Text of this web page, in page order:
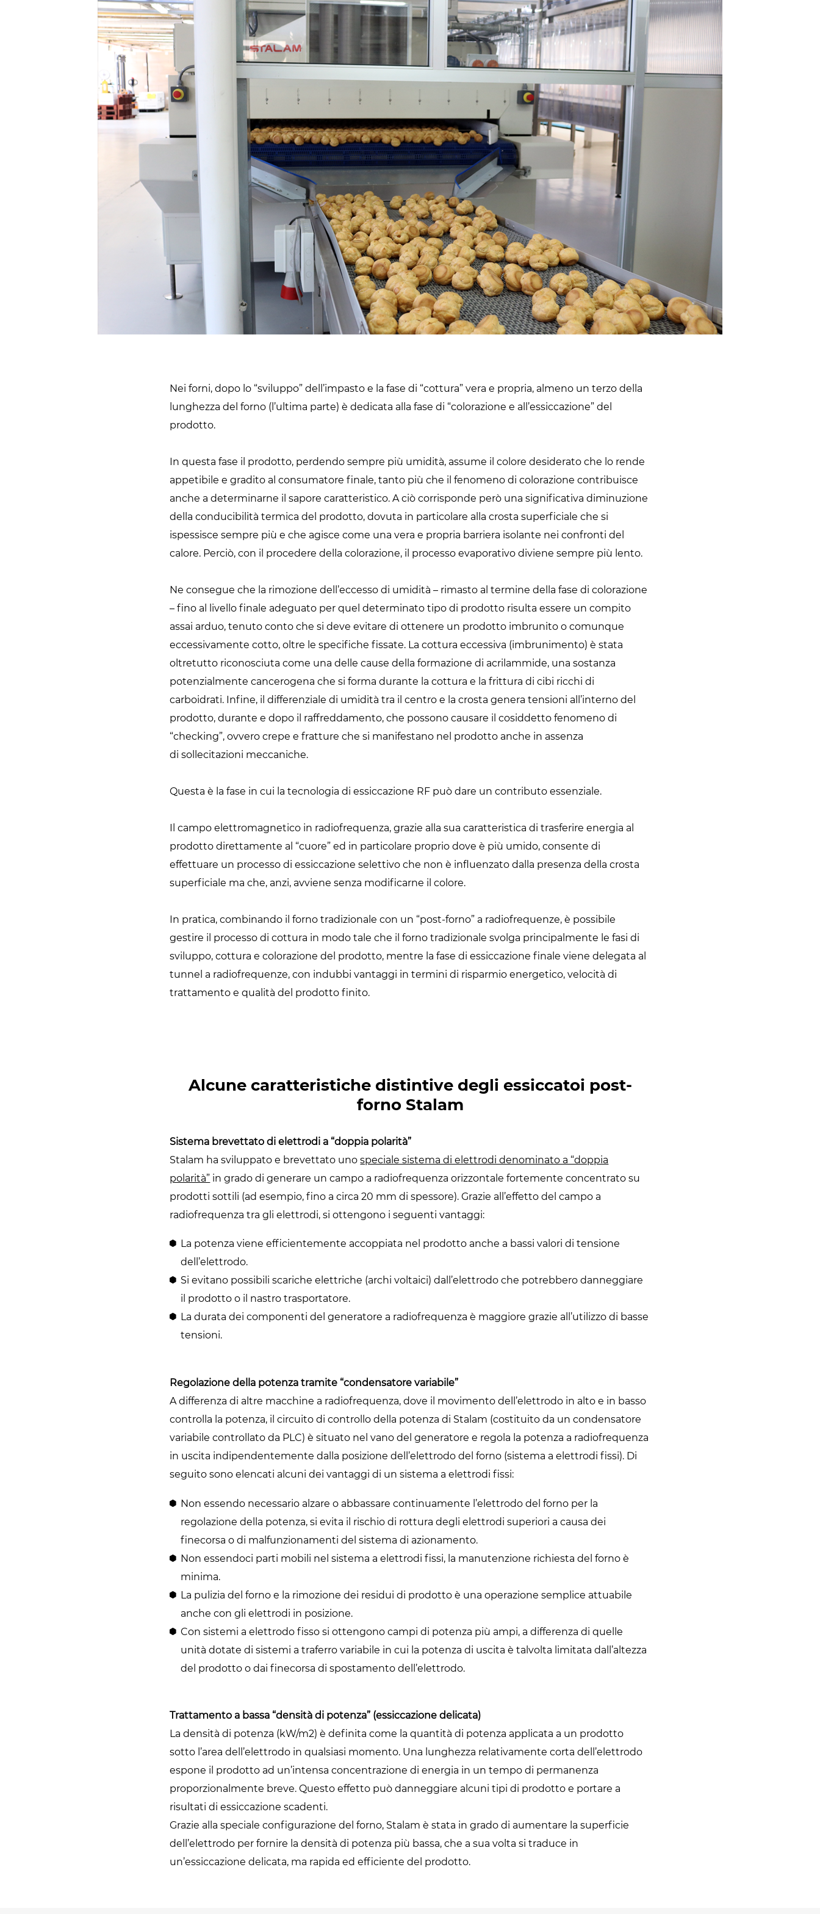
Essiccatoi per
Essiccatoi per calze
Altre applicazioni
polimeri espansi
Essiccatoi per feltri
e altri non tessuti
Altre applicazioni
tessili-tecniche
sanificazione
Pastorizzazione
prodotti
confezionati
Pastorizzazione
prodotti liquidi
Riscaldamento e
precottura di
prodotti liquidi
Cannabis
Essiccatoi per
extension di capelli
Radiofrequenza
Nei forni, dopo lo “sviluppo” dell’impasto e la fase di “cottura” vera e propria, almeno un terzo della
lunghezza del forno (l’ultima parte) è dedicata alla fase di “colorazione e all’essiccazione” del
prodotto.
In questa fase il prodotto, perdendo sempre più umidità, assume il colore desiderato che lo rende
appetibile e gradito al consumatore finale, tanto più che il fenomeno di colorazione contribuisce
anche a determinarne il sapore caratteristico. A ciò corrisponde però una significativa diminuzione
della conducibilità termica del prodotto, dovuta in particolare alla crosta superficiale che si
ispessisce sempre più e che agisce come una vera e propria barriera isolante nei confronti del
calore. Perciò, con il procedere della colorazione, il processo evaporativo diviene sempre più lento.
Ne consegue che la rimozione dell’eccesso di umidità – rimasto al termine della fase di colorazione
– fino al livello finale adeguato per quel determinato tipo di prodotto risulta essere un compito
assai arduo, tenuto conto che si deve evitare di ottenere un prodotto imbrunito o comunque
eccessivamente cotto, oltre le specifiche fissate. La cottura eccessiva (imbrunimento) è stata
oltretutto riconosciuta come una delle cause della formazione di acrilammide, una sostanza
potenzialmente cancerogena che si forma durante la cottura e la frittura di cibi ricchi di
carboidrati. Infine, il differenziale di umidità tra il centro e la crosta genera tensioni all’interno del
prodotto, durante e dopo il raffreddamento, che possono causare il cosiddetto fenomeno di
“checking”, ovvero crepe e fratture che si manifestano nel prodotto anche in assenza
di sollecitazioni meccaniche.
Questa è la fase in cui la tecnologia di essiccazione RF può dare un contributo essenziale.
Il campo elettromagnetico in radiofrequenza, grazie alla sua caratteristica di trasferire energia al
prodotto direttamente al “cuore” ed in particolare proprio dove è più umido, consente di
effettuare un processo di essiccazione selettivo che non è influenzato dalla presenza della crosta
superficiale ma che, anzi, avviene senza modificarne il colore.
In pratica, combinando il forno tradizionale con un “post-forno” a radiofrequenze, è possibile
gestire il processo di cottura in modo tale che il forno tradizionale svolga principalmente le fasi di
sviluppo, cottura e colorazione del prodotto, mentre la fase di essiccazione finale viene delegata al
tunnel a radiofrequenze, con indubbi vantaggi in termini di risparmio energetico, velocità di
trattamento e qualità del prodotto finito.
Alcune caratteristiche distintive degli essiccatoi post-
forno Stalam
Sistema brevettato di elettrodi a “doppia polarità”
Stalam ha sviluppato e brevettato unospeciale sistema di elettrodi denominato a “doppia
polarità” in grado di generare un campo a radiofrequenza orizzontale fortemente concentrato su
prodotti sottili (ad esempio, fino a circa 20 mm di spessore). Grazie all’effetto del campo a
radiofrequenza tra gli elettrodi, si ottengono i seguenti vantaggi:
La potenza viene efficientemente accoppiata nel prodotto anche a bassi valori di tensione
dell’elettrodo.
Si evitano possibili scariche elettriche (archi voltaici) dall’elettrodo che potrebbero danneggiare
il prodotto o il nastro trasportatore.
La durata dei componenti del generatore a radiofrequenza è maggiore grazie all’utilizzo di basse
tensioni.
Regolazione della potenza tramite “condensatore variabile”
A differenza di altre macchine a radiofrequenza, dove il movimento dell’elettrodo in alto e in basso
controlla la potenza, il circuito di controllo della potenza di Stalam (costituito da un condensatore
variabile controllato da PLC) è situato nel vano del generatore e regola la potenza a radiofrequenza
in uscita indipendentemente dalla posizione dell’elettrodo del forno (sistema a elettrodi fissi). Di
seguito sono elencati alcuni dei vantaggi di un sistema a elettrodi fissi:
Non essendo necessario alzare o abbassare continuamente l’elettrodo del forno per la
regolazione della potenza, si evita il rischio di rottura degli elettrodi superiori a causa dei
finecorsa o di malfunzionamenti del sistema di azionamento.
Non essendoci parti mobili nel sistema a elettrodi fissi, la manutenzione richiesta del forno è
minima.
La pulizia del forno e la rimozione dei residui di prodotto è una operazione semplice attuabile
anche con gli elettrodi in posizione.
Con sistemi a elettrodo fisso si ottengono campi di potenza più ampi, a differenza di quelle
unità dotate di sistemi a traferro variabile in cui la potenza di uscita è talvolta limitata dall’altezza
del prodotto o dai finecorsa di spostamento dell’elettrodo.
Trattamento a bassa “densità di potenza” (essiccazione delicata)
La densità di potenza (kW/m2) è definita come la quantità di potenza applicata a un prodotto
sotto l’area dell’elettrodo in qualsiasi momento. Una lunghezza relativamente corta dell’elettrodo
espone il prodotto ad un’intensa concentrazione di energia in un tempo di permanenza
proporzionalmente breve. Questo effetto può danneggiare alcuni tipi di prodotto e portare a
risultati di essiccazione scadenti.
Grazie alla speciale configurazione del forno, Stalam è stata in grado di aumentare la superficie
dell’elettrodo per fornire la densità di potenza più bassa, che a sua volta si traduce in
un’essiccazione delicata, ma rapida ed efficiente del prodotto.